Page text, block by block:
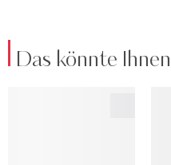
Das könnte